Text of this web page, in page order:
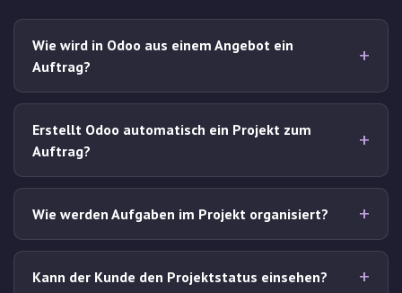
Wie wird in Odoo aus einem Angebot ein
Auftrag?
Erstellt Odoo automatisch ein Projekt zum
Auftrag?
Wie werden Aufgaben im Projekt organisiert?
Kann der Kunde den Projektstatus einsehen?